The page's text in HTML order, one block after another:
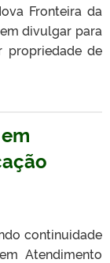
Fronteira da
divulgar para
propriedade de
continuidade
Atendimento